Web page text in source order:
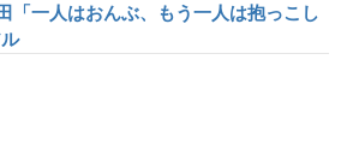
「一人はおんぶ、もう一人は抱っこし